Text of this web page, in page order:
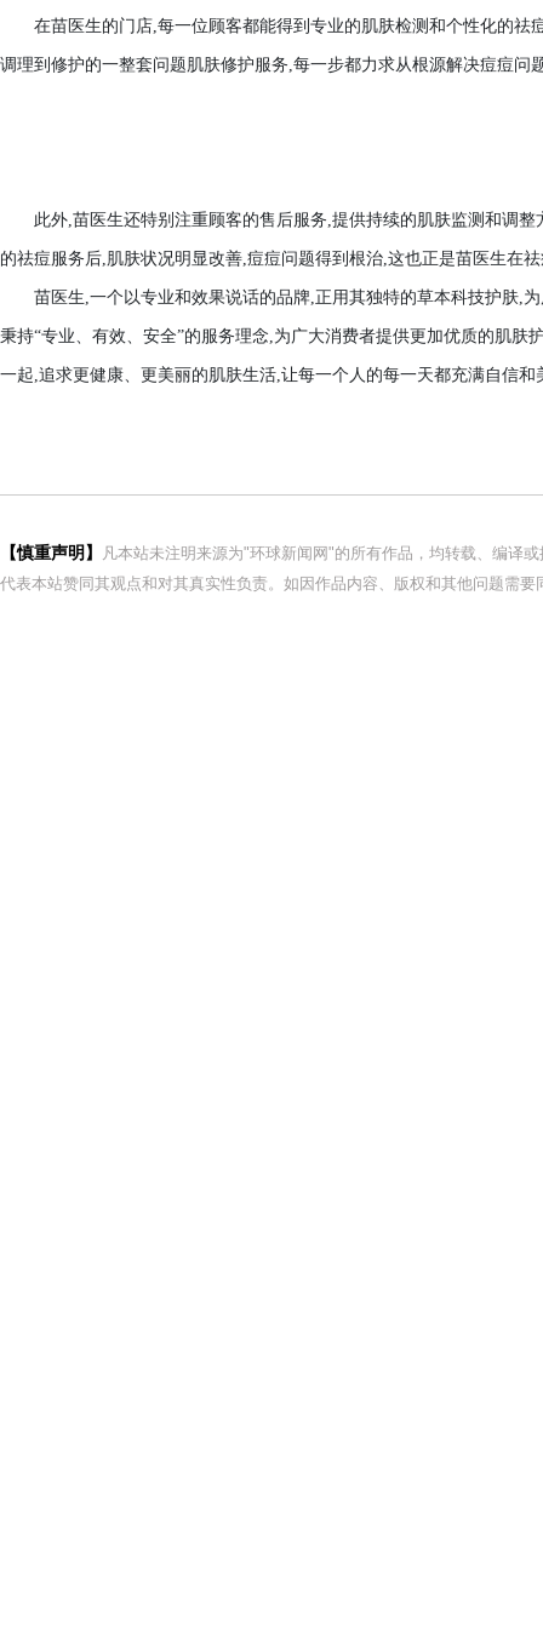
在苗医生的门店,每一位顾客都能得到专业的肌肤检测和个性化的
调理到修护的一整套问题肌肤修护服务,每一步都力求从根源解决痘痘问
此外,苗医生还特别注重顾客的售后服务,提供持续的肌肤监测和调
的祛痘服务后,肌肤状况明显改善,痘痘问题得到根治,这也正是苗医生在
苗医生,一个以专业和效果说话的品牌,正用其独特的草本科技护肤,
秉持“专业、有效、安全”的服务理念,为广大消费者提供更加优质的肌
一起,追求更健康、更美丽的肌肤生活,让每一个人的每一天都充满自信和
【慎重声明】
凡本站未注明来源为"环球新闻网"的所有作品，均转载、编译
代表本站赞同其观点和对其真实性负责。如因作品内容、版权和其他问题需